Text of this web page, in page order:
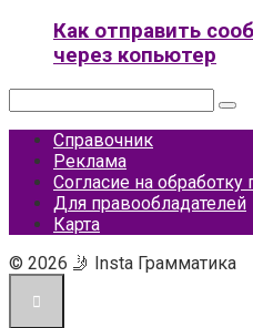
Как отправить
через копьютер
Справочник
Реклама
Согласие на
Для правообладателей
Карта
© 2026 🤳 Insta Грамматика